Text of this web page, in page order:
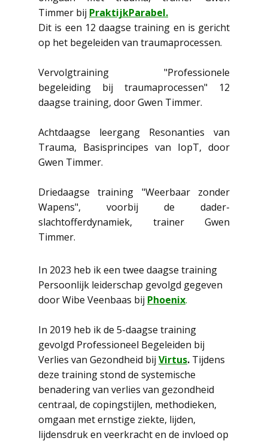
Timmer bij PraktijkParabel.
Dit is een 12 daagse training en is gericht
op het begeleiden van traumaprocessen.
Vervolgtraining "Professionele
begeleiding bij traumaprocessen" 12
daagse training, door Gwen Timmer.
Achtdaagse leergang Resonanties van
Trauma, Basisprincipes van IopT, door
Gwen Timmer.
Driedaagse training "Weerbaar zonder
Wapens", voorbij de dader-
slachtofferdynamiek, trainer Gwen
Timmer.
In 2023 heb ik een twee daagse training
Persoonlijk leiderschap gevolgd gegeven
door Wibe Veenbaas bij Phoenix.
In 2019 heb ik de 5-daagse training
gevolgd Professioneel Begeleiden bij
Verlies van Gezondheid bij Virtus. Tijdens
deze training stond de systemische
benadering van verlies van gezondheid
centraal, de copingstijlen, methodieken,
omgaan met ernstige ziekte, lijden,
lijdensdruk en veerkracht en de invloed op